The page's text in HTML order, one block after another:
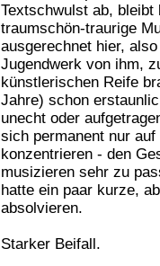
Textschwulst ab, bleibt
traumschön-traurige
ausgerechnet hier,
Jugendwerk von ihm,
künstlerischen Reife
Jahre) schon
unecht oder
sich permanent nur
konzentrieren - den
musizieren sehr zu
hatte ein paar kurze,
absolvieren.
Starker Beifall.